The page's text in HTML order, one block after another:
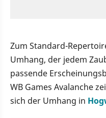
Zum Standard-
Umhang, der jedem
passende
WB Games Avalanche
sich der Umhang in